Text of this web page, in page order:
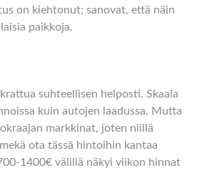
on kiehtonut; sanovat, että näin
paikkoja.
suhteellisen helposti. Skaala
kuin autojen laadussa. Mutta
markkinat, joten niillä
ota tässä hintoihin kantaa
1400€ välillä näkyi viikon hinnat